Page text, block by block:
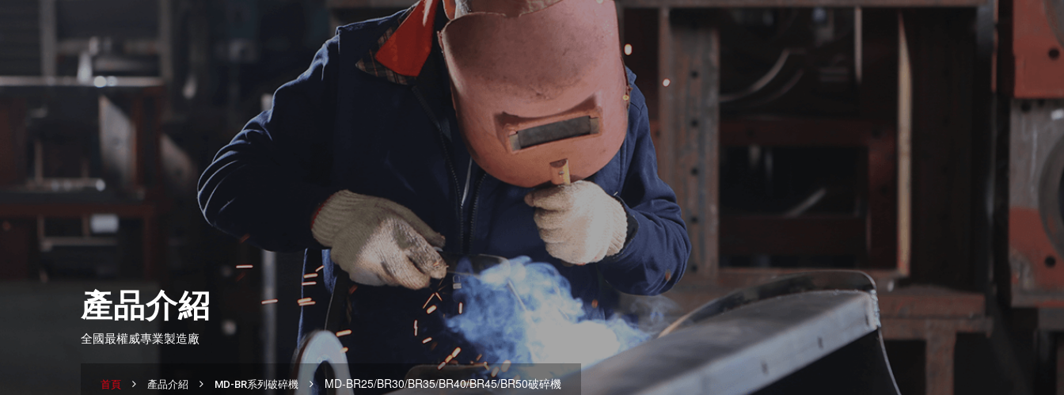
產品介紹
全國最權威專業製造廠
首頁 產品介紹 MD-BR系列破碎機 MD-BR25/BR30/BR35/BR40/BR45/BR50破碎機